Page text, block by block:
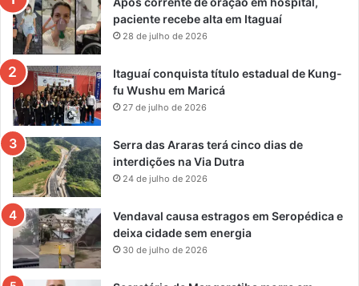
paciente recebe alta em Itaguaí
28 de julho de 2026
Itaguaí conquista título estadual de Kung-
fu Wushu em Maricá
27 de julho de 2026
Serra das Araras terá cinco dias de
interdições na Via Dutra
24 de julho de 2026
Vendaval causa estragos em Seropédica e
deixa cidade sem energia
30 de julho de 2026